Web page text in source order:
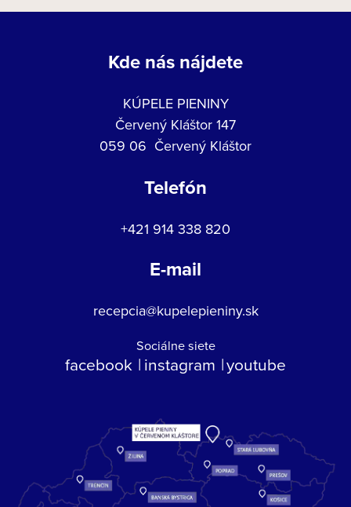
Kde nás nájdete
KÚPELE PIENINY
Červený Kláštor 147
059 06 Červený Kláštor
Telefón
+421 914 338 820
E-mail
recepcia@kupelepieniny.sk
Sociálne siete
facebook instagram youtube